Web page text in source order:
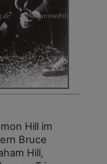
Hill im
Bruce
Hill,